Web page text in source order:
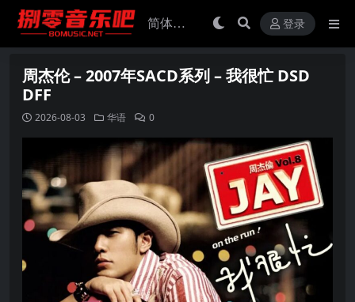
登录
周杰伦 – 2007年SACD系列 – 我很忙 DSD
DFF
2026-08-03 华语 0